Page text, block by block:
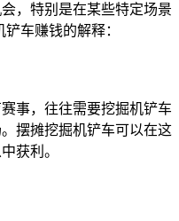
，特别是在某些特定场景
车赚钱的解释：
事，往往需要挖掘机铲车
摆摊挖掘机铲车可以在这
获利。